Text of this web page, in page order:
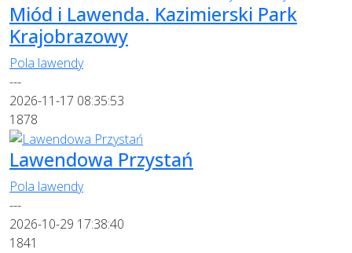
Miód i Lawenda. Kazimierski Park
Krajobrazowy
Pola lawendy
---
2026-11-17 08:35:53
1878
Lawendowa Przystań
Pola lawendy
---
2026-10-29 17:38:40
1841